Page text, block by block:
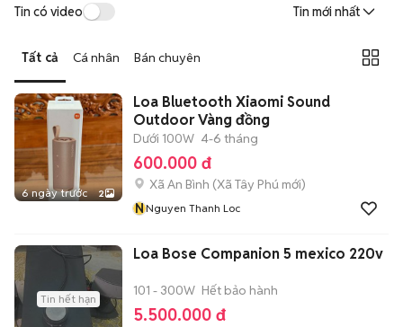
Tin có video Tin mới nhất
Tất cả Cá nhân Bán chuyên
6 ngày trước 2
Loa Bluetooth Xiaomi Sound
Outdoor Vàng đồng
Dưới 100W 4-6 tháng
600.000 đ
Xã An Bình (Xã Tây Phú mới)
NNguyen Thanh Loc
Tin hết hạn
Loa Bose Companion 5 mexico 220v
101 - 300W Hết bảo hành
5.500.000 đ